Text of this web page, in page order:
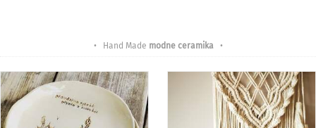
• Hand Made modne ceramika•